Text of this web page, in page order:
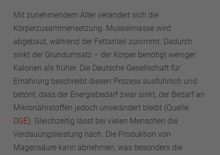
Mit zunehmendem Alter verändert sich die
Körperzusammensetzung. Muskelmasse wird
abgebaut, während der Fettanteil zunimmt. Dadurch
sinkt der Grundumsatz – der Körper benötigt weniger
Kalorien als früher. Die Deutsche Gesellschaft für
Ernährung beschreibt diesen Prozess ausführlich und
betont, dass der Energiebedarf zwar sinkt, der Bedarf an
Mikronährstoffen jedoch unverändert bleibt (Quelle:
DGE). Gleichzeitig lässt bei vielen Menschen die
Verdauungsleistung nach. Die Produktion von
Magensäure kann abnehmen, was besonders die